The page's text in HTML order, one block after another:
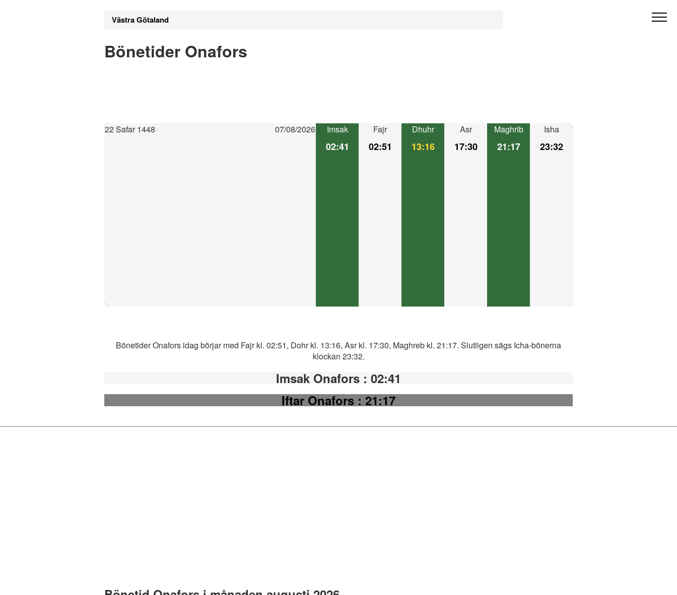
Västra Götaland
Bönetider Onafors
22 Safar 1448 07/08/2026 Imsak
02:41
Fajr
02:51
Dhuhr
13:16
Asr
17:30
Maghrib
21:17
Isha
23:32
Bönetider Onafors idag börjar med Fajr kl. 02:51, Dohr kl. 13:16, Asr kl. 17:30, Maghreb kl. 21:17. Slutligen sägs Icha-bönerna
klockan 23:32.
Imsak Onafors : 02:41
Iftar Onafors: 21:17